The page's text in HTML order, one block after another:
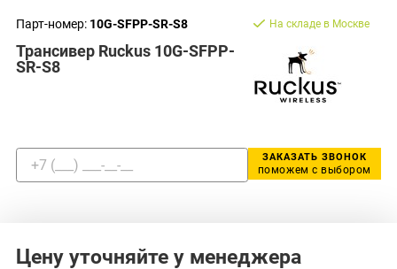
Парт-номер: 10G-SFPP-SR-S8
Трансивер Ruckus 10G-SFPP-
SR-S8
На складе в Москве
ЗАКАЗАТЬ ЗВОНОК
поможем с выбором
Цену уточняйте у менеджера